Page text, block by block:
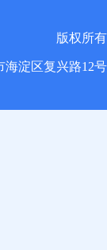
版权所
海淀区复兴路